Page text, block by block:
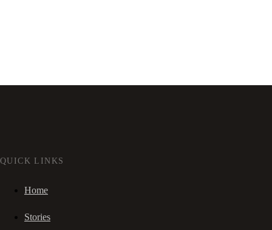
QUICK LINKS
Home
Stories